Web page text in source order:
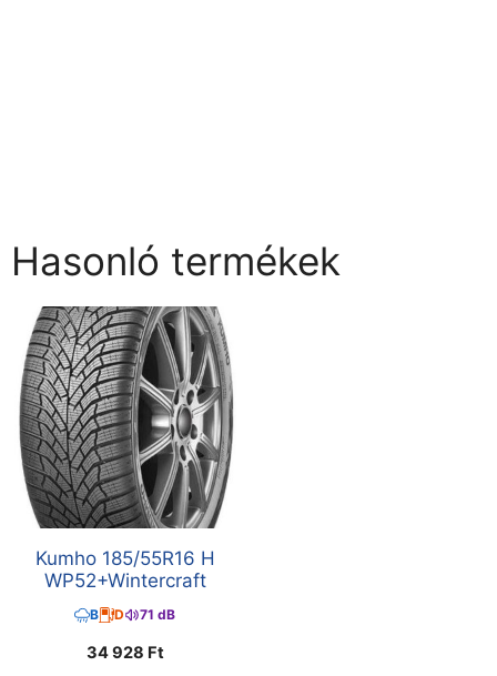
Hasonló termékek
Kumho 185/55R16 H
WP52+Wintercraft
B D 71 dB
34 928 Ft